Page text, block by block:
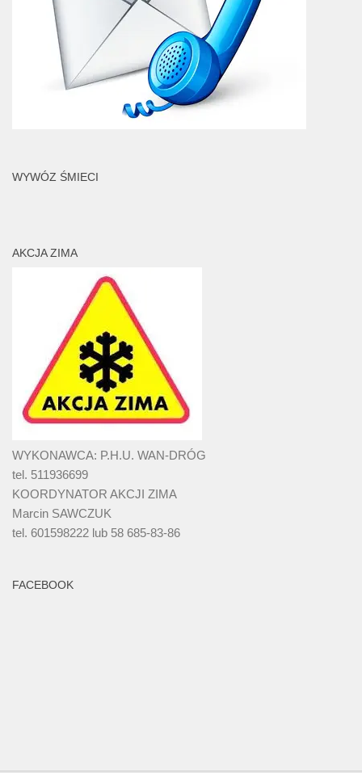
WYWÓZ ŚMIECI
AKCJA ZIMA
WYKONAWCA: P.H.U. WAN-DRÓG
tel. 511936699
KOORDYNATOR AKCJI ZIMA
Marcin SAWCZUK
tel. 601598222 lub 58 685-83-86
FACEBOOK